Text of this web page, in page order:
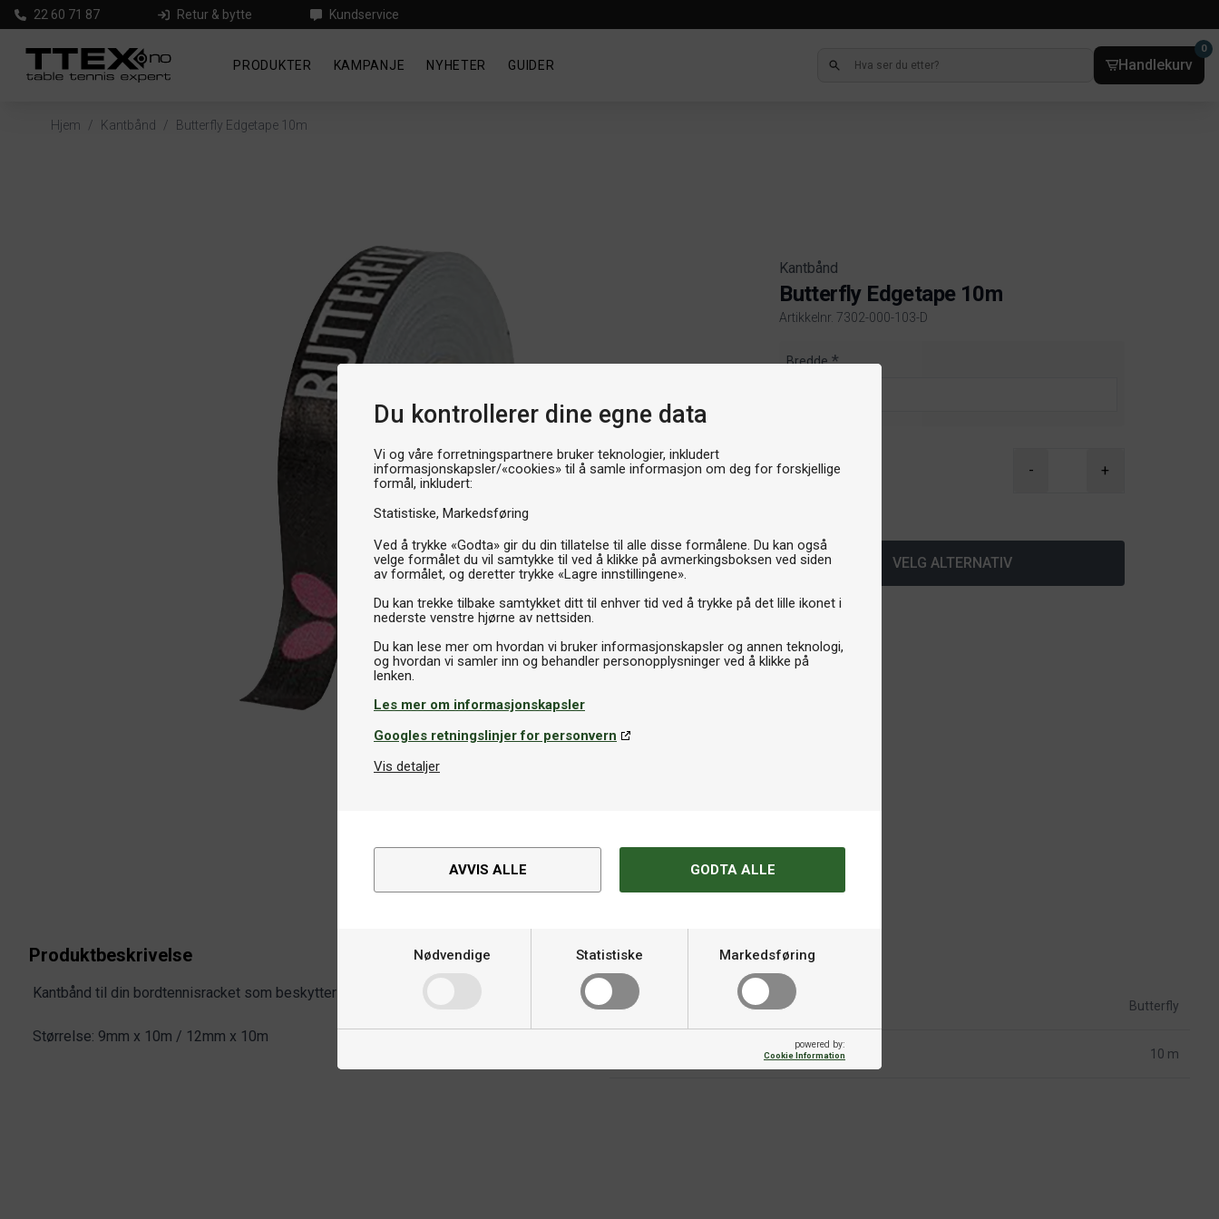
Du kontrollerer dine egne data
Vi og våre forretningspartnere bruker teknologier, inkludert
informasjonskapsler/«cookies» til å samle informasjon om deg for forskjellige
formål, inkludert:
Statistiske Markedsføring
Ved å trykke «Godta» gir du din tillatelse til alle disse formålene. Du kan også
velge formålet du vil samtykke til ved å klikke på avmerkingsboksen ved siden
av formålet, og deretter trykke «Lagre innstillingene».
Du kan trekke tilbake samtykket ditt til enhver tid ved å trykke på det lille ikonet i
nederste venstre hjørne av nettsiden.
Du kan lese mer om hvordan vi bruker informasjonskapsler og annen teknologi,
og hvordan vi samler inn og behandler personopplysninger ved å klikke på
Les mer om informasjonskapsler
Googles retningslinjer for personvern
Vis detaljer
AVVIS ALLE GODTA ALLE
Nødvendige Statistiske Markedsføring
powered by:
Cookie Information
22 60 71 87 Retur & bytte Kundservice
PRODUKTER KAMPANJE NYHETER GUIDER Handlekurv
0
Hjem / Kantbånd / Butterfly Edgetape 10m
Kantbånd
Butterfly Edgetape 10m
Artikkelnr. 7302-000-103-D
Product information
Bredde
- +
VELG ALTERNATIV
Produktbeskrivelse
Kantbånd til din bordtennisracket som beskytter kantene på både gummien og stammen.
Størrelse: 9mm x 10m / 12mm x 10m
Spesifikasjoner
Varemerke Butterfly
10 m